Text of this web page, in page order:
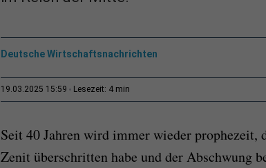
Deutsche Wirtschaftsnachrichten
19.03.2025 15:59 Lesezeit: 4 min
Seit 40 Jahren wird immer wieder prophezeit,
Zenit überschritten habe und der Abschwung